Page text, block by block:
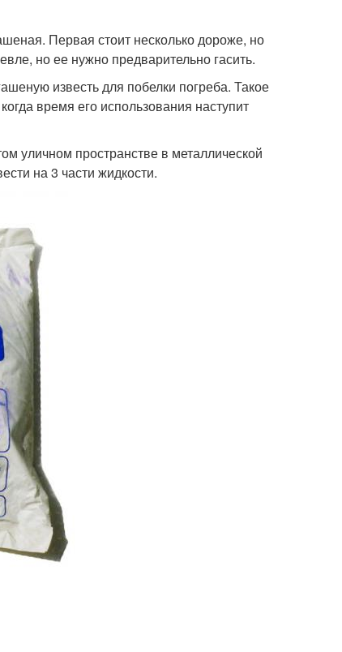
Первая стоит несколько дороже, но
но ее нужно предварительно гасить.
известь для побелки погреба. Такое
время его использования наступит
уличном пространстве в металлической
на 3 части жидкости.